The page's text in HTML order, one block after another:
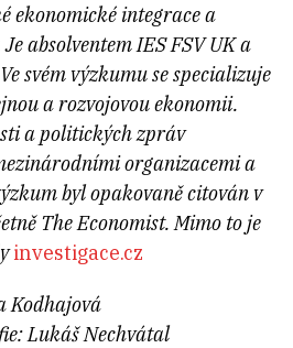
ekonomické integrace a
absolventem IES FSV UK a
svém výzkumu se specializuje
a rozvojovou ekonomii.
a politických zpráv
organizacemi a
byl opakovaně citován v
The Economist. Mimo to je
investigace.cz
Kodhajová
Lukáš Nechvátal